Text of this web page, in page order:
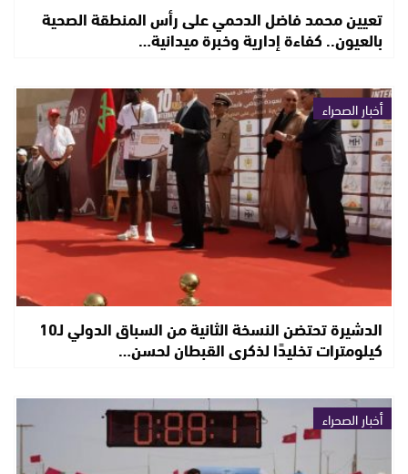
تعيين محمد فاضل الدحمي على رأس المنطقة الصحية
بالعيون.. كفاءة إدارية وخبرة ميدانية…
أخبار الصحراء
الدشيرة تحتضن النسخة الثانية من السباق الدولي لـ10
كيلومترات تخليدًا لذكرى القبطان لحسن…
أخبار الصحراء